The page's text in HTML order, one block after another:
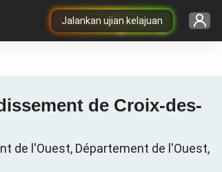
Jalankan ujian kelajuan
de Croix-des-
de l'Ouest, Département de l'Ouest,